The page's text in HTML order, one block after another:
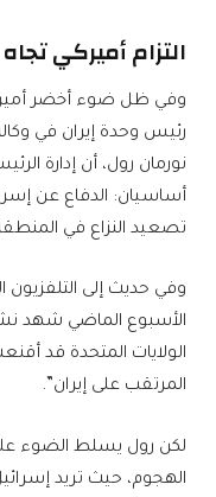
التزام أميركي
وفي ظل ضوء أخضر
رئيس وحدة إيران في وكالة
نورمان رول، أن إدارة
أساسيان: الدفاع عن
تصعيد النزاع في
وفي حديث إلى
الأسبوع الماضي شهد
الولايات المتحدة قد
المرتقب على إيران”.
لكن رول يسلط الضوء
الهجوم، حيث تريد